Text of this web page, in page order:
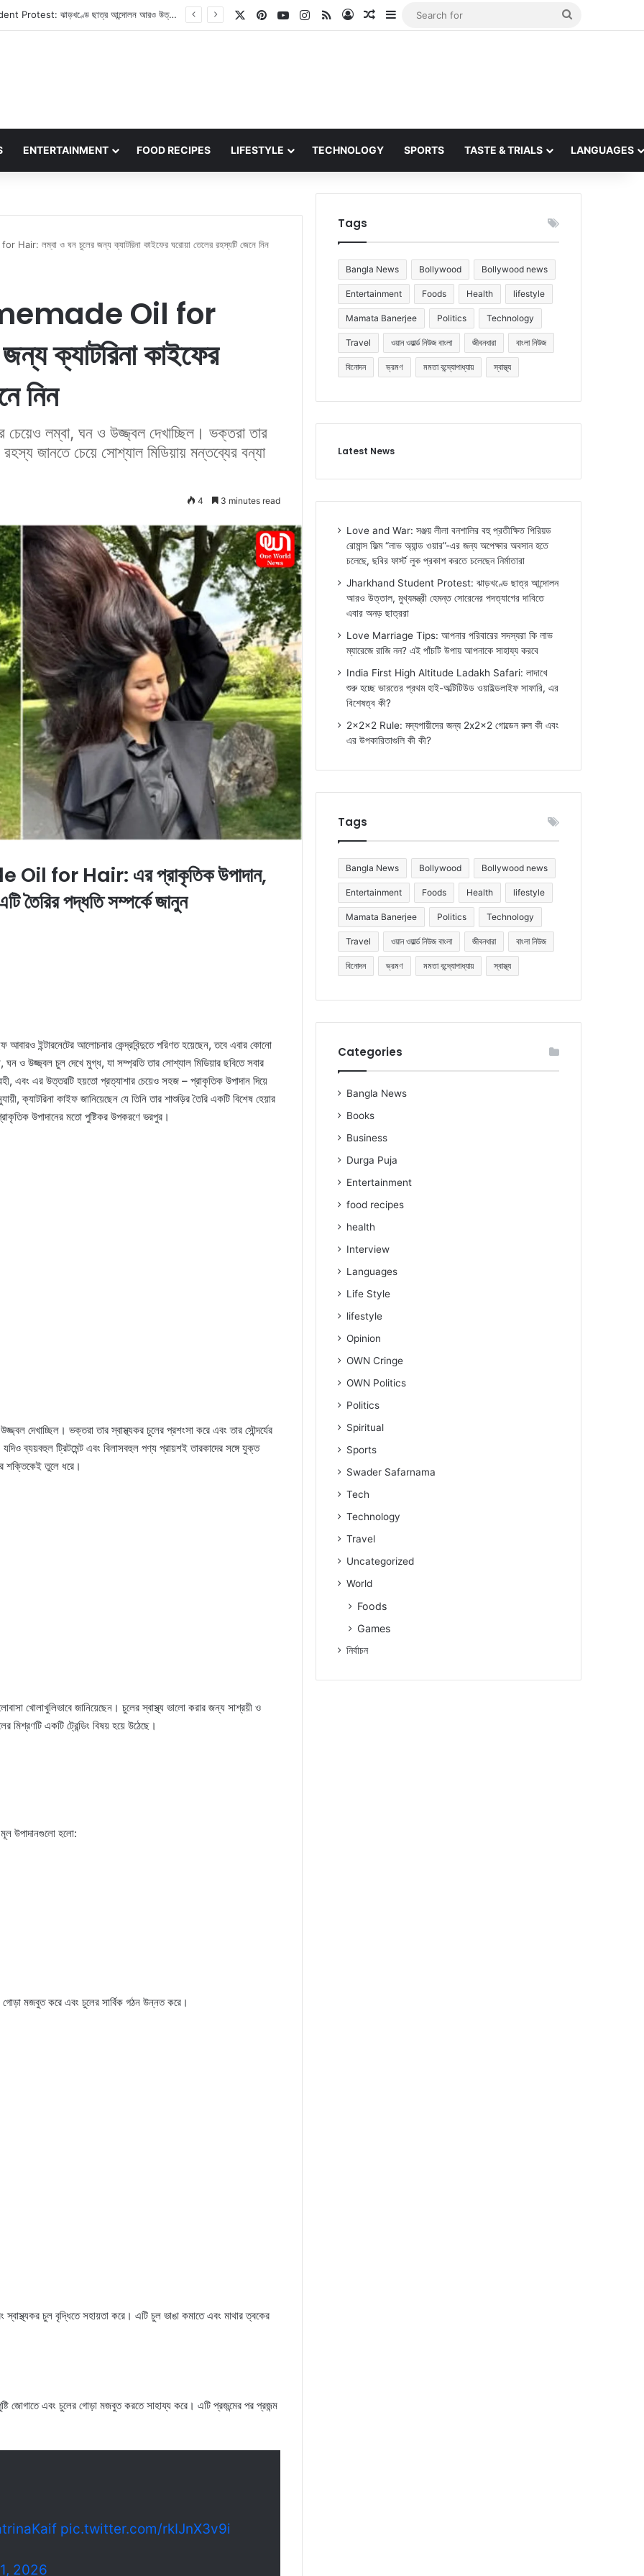
Jharkhand Student Protest: ঝাড়খণ্ডে ছাত্র আন্দোলন আরও উত্তাল, মুখ্যমন্ত্রী হেমন্ত সোরেনের পদত্যাগের দাবিতে এবার অনড় ছাত্ররা PinterestYouTubeInstagram
RSS Log InRandom Article
Sidebar
ENTERTAINMENT FOOD RECIPES LIFESTYLE TECHNOLOGY SPORTS TASTE & TRIALS LANGUAGES
লম্বা ও ঘন চুলের জন্য ক্যাটরিনা কাইফের ঘরোয়া তেলের রহস্যটি জেনে নিন
Oil for
ক্যাটরিনা কাইফের
নিন
চেয়েও লম্বা, ঘন ও উজ্জ্বল দেখাচ্ছিল। ভক্তরা তার
রহস্য জানতে চেয়ে সোশ্যাল মিডিয়ায় মন্তব্যের বন্যা
4 3 minutes read
for Hair: এর প্রাকৃতিক উপাদান,
তৈরির পদ্ধতি সম্পর্কে জানুন
আবারও ইন্টারনেটের আলোচনার কেন্দ্রবিন্দুতে পরিণত হয়েছেন, তবে এবার কোনো
ও উজ্জ্বল চুল দেখে মুগ্ধ, যা সম্প্রতি তার সোশ্যাল মিডিয়ার ছবিতে সবার
এবং এর উত্তরটি হয়তো প্রত্যাশার চেয়েও সহজ – প্রাকৃতিক উপাদান দিয়ে
ক্যাটরিনা কাইফ জানিয়েছেন যে তিনি তার শাশুড়ির তৈরি একটি বিশেষ হেয়ার
উপাদানের মতো পুষ্টিকর উপকরণে ভরপুর।
দেখাচ্ছিল। ভক্তরা তার স্বাস্থ্যকর চুলের প্রশংসা করে এবং তার সৌন্দর্যের
ব্যয়বহুল ট্রিটমেন্ট এবং বিলাসবহুল পণ্য প্রায়শই তারকাদের সঙ্গে যুক্ত
শক্তিকেই তুলে ধরে।
খোলাখুলিভাবে জানিয়েছেন। চুলের স্বাস্থ্য ভালো করার জন্য সাশ্রয়ী ও
মিশ্রণটি একটি ট্রেন্ডিং বিষয় হয়ে উঠেছে।
মূল উপাদানগুলো হলো:
মজবুত করে এবং চুলের সার্বিক গঠন উন্নত করে।
চুল বৃদ্ধিতে সহায়তা করে। এটি চুল ভাঙা কমাতে এবং মাথার ত্বকের
জোগাতে এবং চুলের গোড়া মজবুত করতে সাহায্য করে। এটি প্রজন্মের পর প্রজন্ম
pic.twitter.com/rkIJnX3v9i
2026
Tags
Bangla News Bollywood Bollywood news
Entertainment Foods Health lifestyle
Mamata Banerjee Politics Technology
Travel ওয়ান ওয়ার্ল্ড নিউজ বাংলা জীবনধারা বাংলা নিউজ
বিনোদন ভ্রমণ মমতা বন্দ্যোপাধ্যায় স্বাস্থ্য
Latest News
Love and War: সঞ্জয় লীলা বনশালির বহু প্রতীক্ষিত পিরিয়ড
রোমান্স ফিল্ম “লাভ অ্যান্ড ওয়ার”-এর জন্য অপেক্ষার অবসান হতে
চলেছে, ছবির ফার্স্ট লুক প্রকাশ করতে চলেছেন নির্মাতারা
Jharkhand Student Protest: ঝাড়খণ্ডে ছাত্র আন্দোলন
আরও উত্তাল, মুখ্যমন্ত্রী হেমন্ত সোরেনের পদত্যাগের দাবিতে
এবার অনড় ছাত্ররা
Love Marriage Tips: আপনার পরিবারের সদস্যরা কি লাভ
ম্যারেজে রাজি নন? এই পাঁচটি উপায় আপনাকে সাহায্য করবে
India First High Altitude Ladakh Safari: লাদাখে
শুরু হচ্ছে ভারতের প্রথম হাই-অল্টিটিউড ওয়াইল্ডলাইফ সাফারি, এর
বিশেষত্ব কী?
2x2x2 Rule: মদ্যপায়ীদের জন্য 2x2x2 গোল্ডেন রুল কী এবং
এর উপকারিতাগুলি কী কী?
Tags
Bangla News Bollywood Bollywood news
Entertainment Foods Health lifestyle
Mamata Banerjee Politics Technology
Travel ওয়ান ওয়ার্ল্ড নিউজ বাংলা জীবনধারা বাংলা নিউজ
বিনোদন ভ্রমণ মমতা বন্দ্যোপাধ্যায় স্বাস্থ্য
Categories
Bangla News
Books
Business
Durga Puja
Entertainment
food recipes
health
Interview
Languages
Life Style
lifestyle
Opinion
OWN Cringe
OWN Politics
Politics
Spiritual
Sports
Swader Safarnama
Tech
Technology
Travel
Uncategorized
World
Foods
Games
নিৰ্বাচন